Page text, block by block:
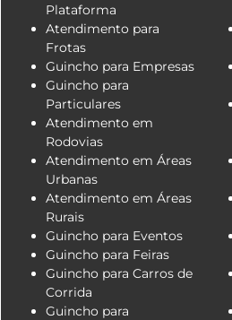
Plataforma
Atendimento para
Frotas
Guincho para Empresas
Guincho para
Particulares
Atendimento em
Rodovias
Atendimento em Áreas
Urbanas
Atendimento em Áreas
Rurais
Guincho para Eventos
Guincho para Feiras
Guincho para Carros de
Corrida
Guincho para